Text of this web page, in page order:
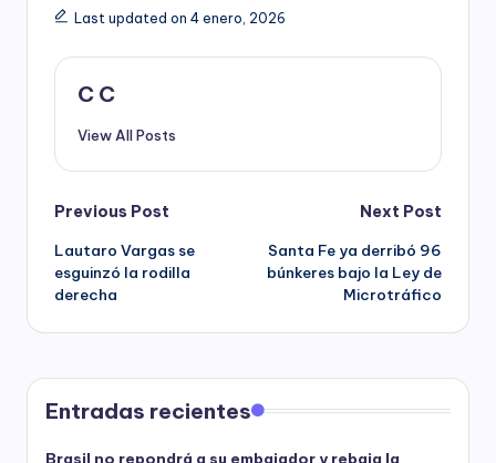
Last updated on 4 enero, 2026
C C
View All Posts
Post
navigation
Previous Post
Lautaro Vargas se
esguinzó la rodilla
derecha
Next Post
Santa Fe ya derribó 96
búnkeres bajo la Ley de
Microtráfico
Entradas recientes
Brasil no repondrá a su embajador y rebaja la